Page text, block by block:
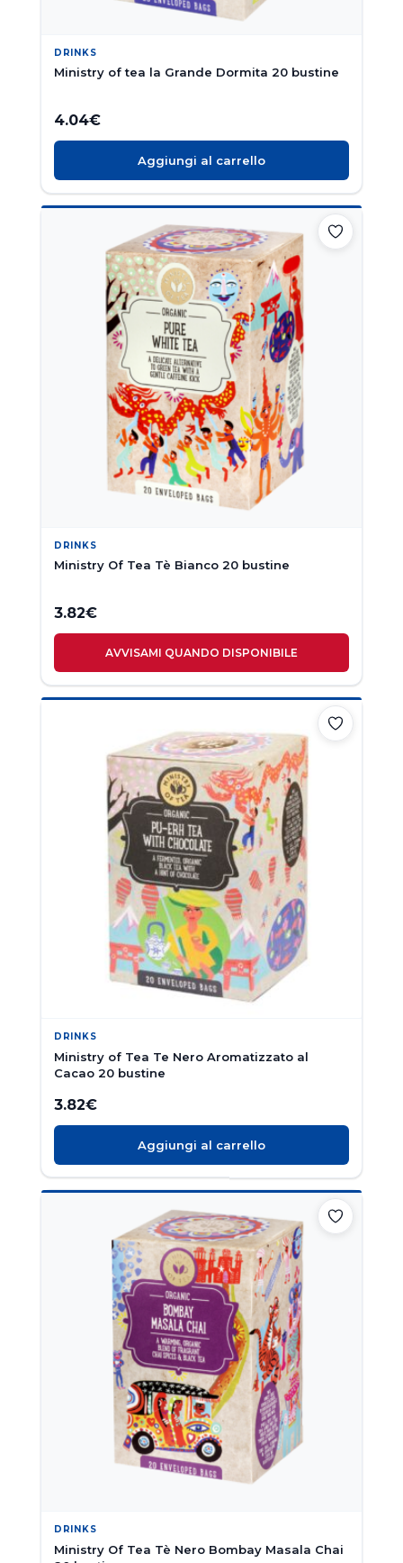
DRINKS
Ministry of tea la Grande Dormita 20 bustine
4.04€
Aggiungi al carrello
DRINKS
Ministry Of Tea Tè Bianco 20 bustine
3.82€
AVVISAMI QUANDO DISPONIBILE
DRINKS
Ministry of Tea Te Nero Aromatizzato al
Cacao 20 bustine
3.82€
Aggiungi al carrello
DRINKS
Ministry Of Tea Tè Nero Bombay Masala Chai